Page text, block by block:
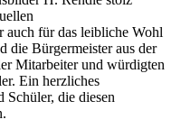
auch für das leibliche Wohl
die Bürgermeister aus der
Mitarbeiter und würdigten
Ein herzliches
Schüler, die diesen